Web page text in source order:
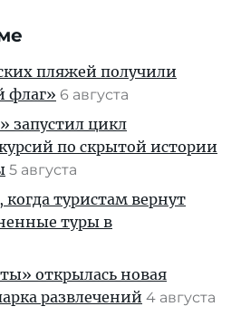
пляжей получили
флаг» 6 августа
запустил цикл
по скрытой истории
5 августа
когда туристам вернут
туры в
открылась новая
развлечений 4 августа